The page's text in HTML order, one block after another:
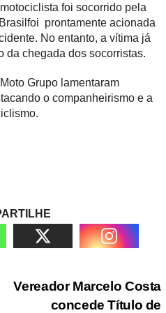
foi socorrido pela
prontamente acionada
No entanto, a vítima já
da chegada dos socorristas.
Grupo lamentaram
o companheirismo e a
Post
Vereador Marcelo Costa
concede Título de